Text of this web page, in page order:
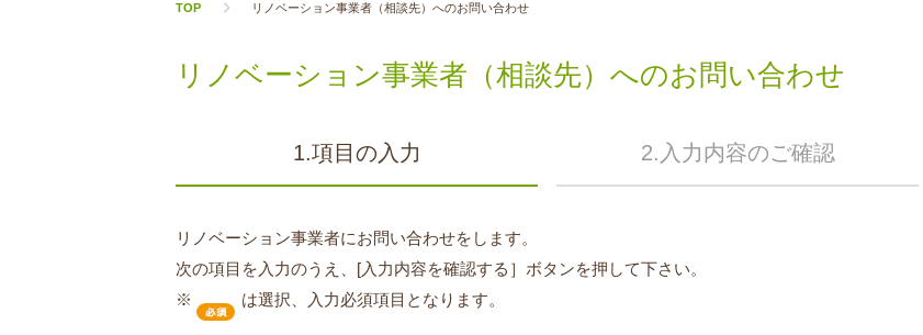
TOP リノベーション事業者（相談先）へのお問い合わせ
リノベーション事業者（相談先）へのお問い合わせ
1.項目の入力 2.入力内容のご確認
リノベーション事業者にお問い合わせをします。
次の項目を入力のうえ、[入力内容を確認する］ボタンを押して下さい。
※
は選択、入力必須項目となります。